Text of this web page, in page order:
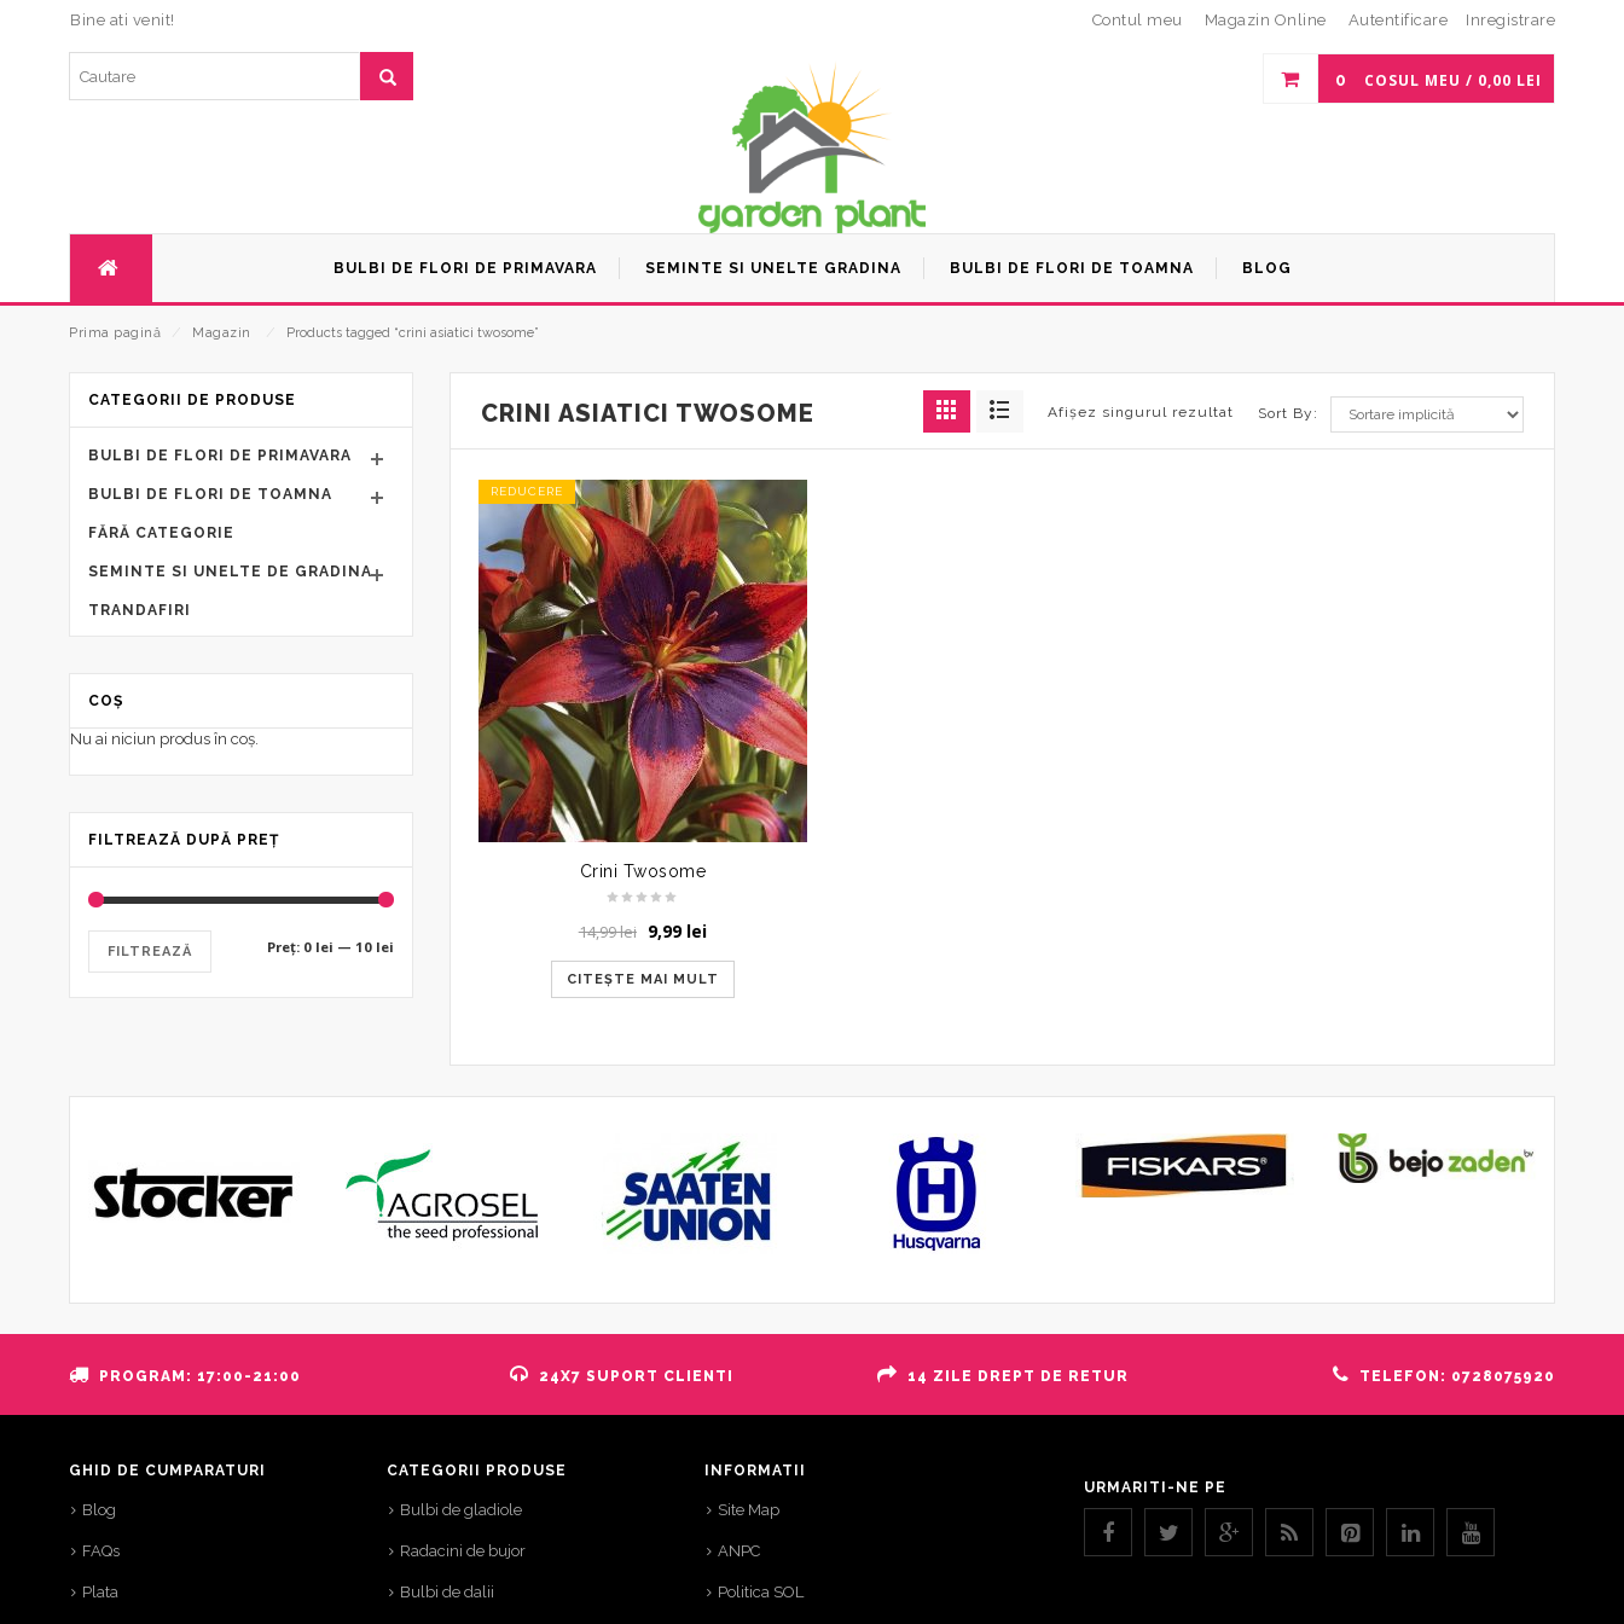
Bine ati venit! Contul meu Magazin Online Autentificare Inregistrare
0 COSUL MEU / 0,00 LEI
BULBI DE FLORI DE PRIMAVARA SEMINTE SI UNELTE GRADINA BULBI DE FLORI DE TOAMNA BLOG
Prima pagină Magazin Products tagged “crini asiatici twosome”
CRINI ASIATICI TWOSOME Afișez singurul rezultat Sort By:
REDUCERE
Crini Twosome
14,99lei Prețul
a
fost:
9,99 leiPrețul
este:
9,99 lei.
CITEȘTE MAI MULT
CATEGORII DE PRODUSE
BULBI DE FLORI DE PRIMAVARA
BULBI DE FLORI DE TOAMNA
FĂRĂ CATEGORIE
SEMINTE SI UNELTE DE GRADINA
TRANDAFIRI
COȘ
Nu ai niciun produs în coș.
FILTREAZĂ DUPĂ PREȚ
FILTREAZĂ Preț: 0 lei — 10 lei
PROGRAM: 17:00-21:00 24X7 SUPORT CLIENTI 14 ZILE DREPT DE RETUR TELEFON: 0728075920
GHID DE CUMPARATURI
Blog
FAQs
Plata
CATEGORII PRODUSE
Bulbi de gladiole
Radacini de bujor
Bulbi de dalii
INFORMATII
Site Map
ANPC
Politica SOL
URMARITI-NE PE